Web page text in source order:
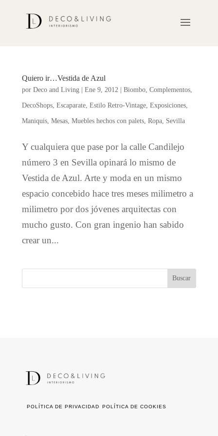
Quiero ir…Vestida de Azul
por Deco and Living| Ene 9, 2012 | Biombo, Complementos,
DecoShops, Escaparate, Estilo Retro-Vintage, Exposiciones,
Maniquis, Mesas, Muebles hechos con palets, Ropa, Sevilla
Y cualquiera que pase por la calle Candilejo
número 3 en Sevilla opinará lo mismo de
Vestida de Azul. Arte y moda en un mismo
espacio concebido hace tres meses milimetro a
milimetro por dos jóvenes arquitectas con
mucho gusto. Con gran ingenio han sabido
crear un...
POLÍTICA DE PRIVACIDAD POLÍTICA DE COOKIES